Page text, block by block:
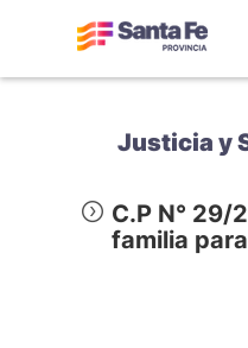
Justicia y
C.P N° 29/
familia